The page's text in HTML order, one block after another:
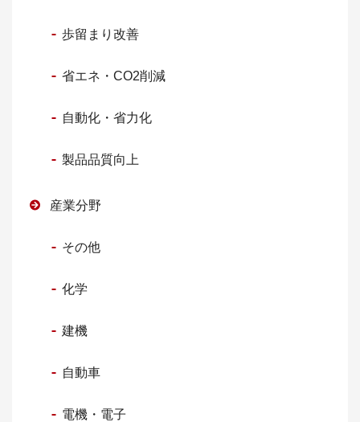
歩留まり改善
省エネ・CO2削減
自動化・省力化
製品品質向上
産業分野
その他
化学
建機
自動車
電機・電子